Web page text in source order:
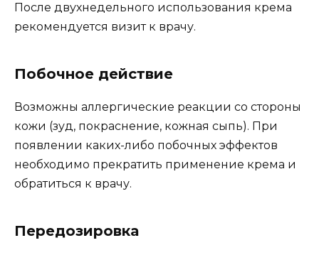
После двухнедельного использования крема
рекомендуется визит к врачу.
Побочное действие
Возможны аллергические реакции со стороны
кожи (зуд, покраснение, кожная сыпь). При
появлении каких-либо побочных эффектов
необходимо прекратить применение крема и
обратиться к врачу.
Передозировка